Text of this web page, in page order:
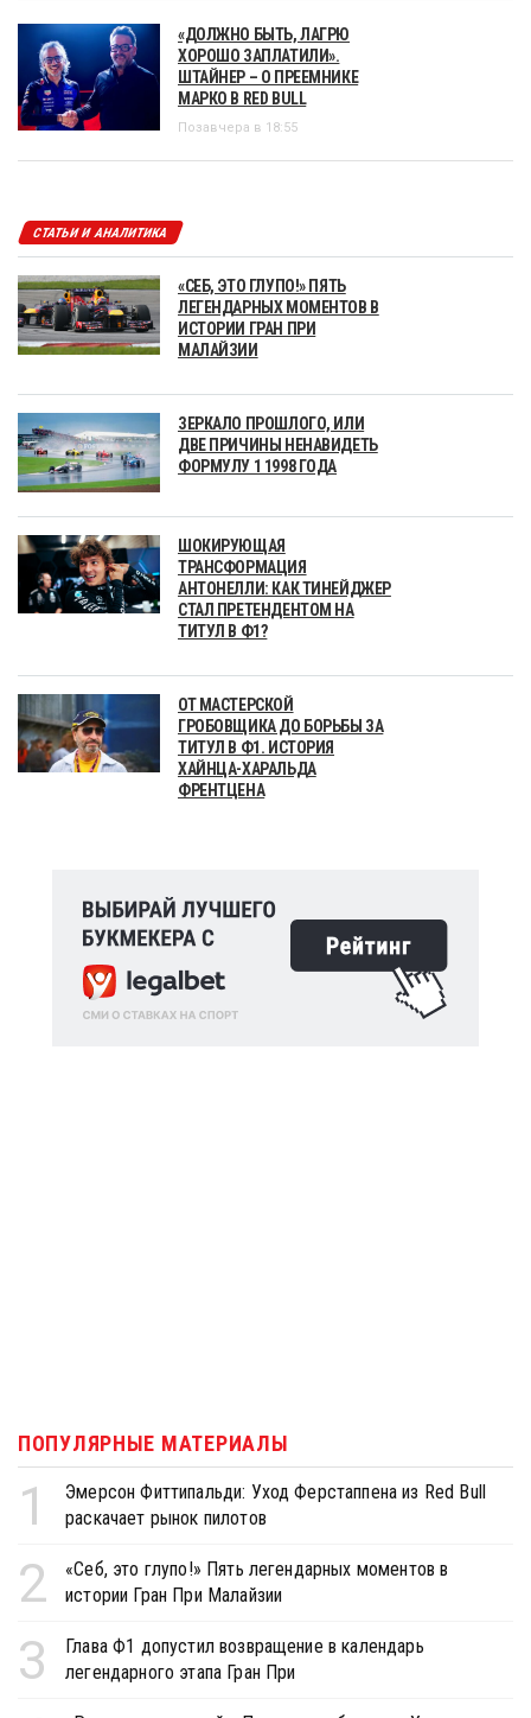
«ДОЛЖНО БЫТЬ, ЛАГРЮ
ХОРОШО ЗАПЛАТИЛИ».
ШТАЙНЕР – О ПРЕЕМНИКЕ
МАРКО В RED BULL
Позавчера в 18:55
СТАТЬИ И АНАЛИТИКА
«СЕБ, ЭТО ГЛУПО!» ПЯТЬ
ЛЕГЕНДАРНЫХ МОМЕНТОВ В
ИСТОРИИ ГРАН ПРИ
МАЛАЙЗИИ
ЗЕРКАЛО ПРОШЛОГО, ИЛИ
ДВЕ ПРИЧИНЫ НЕНАВИДЕТЬ
ФОРМУЛУ 1 1998 ГОДА
ШОКИРУЮЩАЯ
ТРАНСФОРМАЦИЯ
АНТОНЕЛЛИ: КАК ТИНЕЙДЖЕР
СТАЛ ПРЕТЕНДЕНТОМ НА
ТИТУЛ В Ф1?
ОТ МАСТЕРСКОЙ
ГРОБОВЩИКА ДО БОРЬБЫ ЗА
ТИТУЛ В Ф1. ИСТОРИЯ
ХАЙНЦА-ХАРАЛЬДА
ФРЕНТЦЕНА
ПОПУЛЯРНЫЕ МАТЕРИАЛЫ
1
Эмерсон Фиттипальди: Уход Ферстаппена из Red Bull
раскачает рынок пилотов
2
«Себ, это глупо!» Пять легендарных моментов в
истории Гран При Малайзии
3
Глава Ф1 допустил возвращение в календарь
легендарного этапа Гран При